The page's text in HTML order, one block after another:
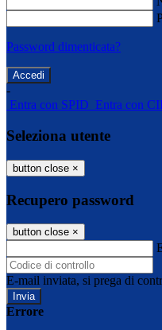
Password dimenticata?
-
Entra con SPID Entra con
Seleziona utente
button close ×
Recupero password
button close ×
E-mail inviata, si prega di
Errore